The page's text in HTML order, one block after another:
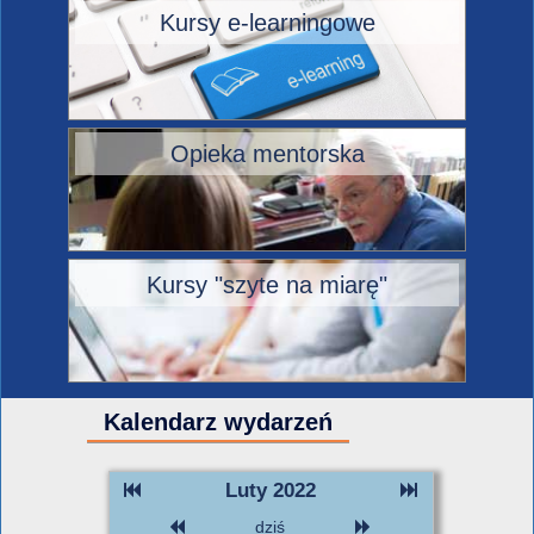
Kursy e-learningowe
Opieka mentorska
Kursy "szyte na miarę"
Kalendarz wydarzeń
Luty 2022
dziś